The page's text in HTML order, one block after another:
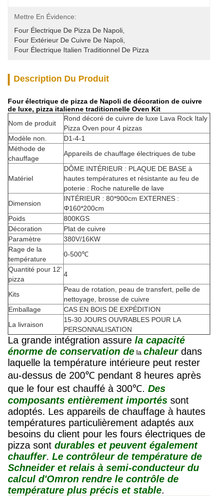
Mettre En Évidence:
Four Électrique De Pizza De Napoli
Four Extérieur De Cuivre De Napoli
Four Électrique Italien Traditionnel De Pizza
Description Du Produit
Four électrique de pizza de Napoli de décoration de cuivre
de luxe, pizza italienne traditionnelle Oven Kit
Nom de produit
Rond décoré de cuivre de luxe Lava Rock Italy
Pizza Oven pour 4 pizzas
Modèle non.
D1-4-1
Méthode de
chauffage
Appareils de chauffage électriques de tube
Matériel
DÔME INTÉRIEUR : PLAQUE DE BASE à
hautes températures et résistante au feu de
poterie : Roche naturelle de lave
Dimension
INTÉRIEUR : 80*900cm EXTERNES :
Φ160*200cm
Poids
800KGS
Décoration
Plat de cuivre
Paramètre
380V/16KW
Rage de la
température
0-500℃
Quantité pour 12'
pizza
4
Kits
Peau de rotation, peau de transfert, pelle de
nettoyage, brosse de cuivre
Emballage
CAS EN BOIS DE EXPÉDITION
La livraison
15-30 JOURS OUVRABLES POUR LA
PERSONNALISATION
La grande intégration assure la capacité
énorme de conservation de la chaleurdans
laquelle la température intérieure peut rester
au-dessus de 200℃ pendant 8 heures après
que le four est chauffé à 300℃. Des
composants entièrement importés sont
adoptés. Les appareils de chauffage à hautes
températures particulièrement adaptés aux
besoins du client pour les fours électriques de
pizza sont durables et peuvent également
chauffer. Le contrôleur de température de
Schneider et relais à semi-conducteur du
calcul d'Omron rendre le contrôle de
température plus précis et stable.